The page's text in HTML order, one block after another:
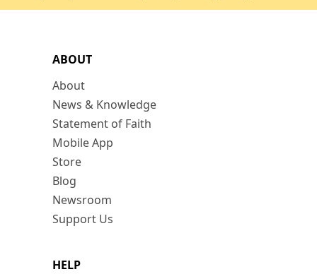
ABOUT
About
News & Knowledge
Statement of Faith
Mobile App
Store
Blog
Newsroom
Support Us
HELP